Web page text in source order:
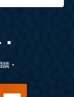
・